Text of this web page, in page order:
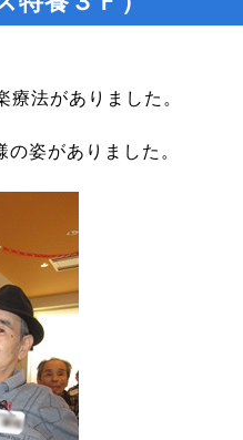
療法がありました。
姿がありました。